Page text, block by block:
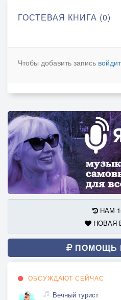
ГОСТЕВАЯ КНИГА (0)
Чтобы добавить запись
НАМ
НОВАЯ
ПОМОЩЬ
ОБСУЖДАЮТ СЕЙЧАС
Вечный турист